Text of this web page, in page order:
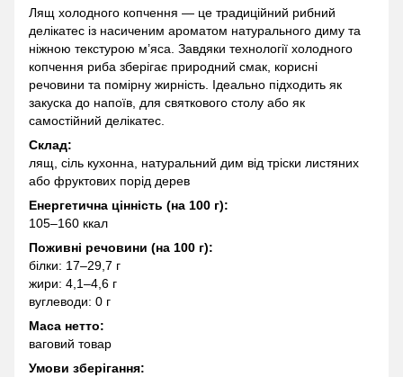
Лящ холодного копчення — це традиційний рибний
делікатес із насиченим ароматом натурального диму та
ніжною текстурою м’яса. Завдяки технології холодного
копчення риба зберігає природний смак, корисні
речовини та помірну жирність. Ідеально підходить як
закуска до напоїв, для святкового столу або як
самостійний делікатес.
Склад:
лящ, сіль кухонна, натуральний дим від тріски листяних
або фруктових порід дерев
Енергетична цінність (на 100 г):
105–160 ккал
Поживні речовини (на 100 г):
білки: 17–29,7 г
жири: 4,1–4,6 г
вуглеводи: 0 г
Маса нетто:
ваговий товар
Умови зберігання: